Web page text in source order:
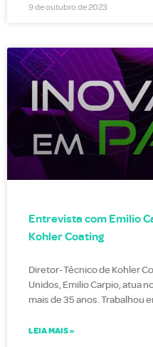
9 de outubro de 2023
Entrevista com Emilio
Kohler Coating
Diretor-Técnico de Kohler
Unidos, Emilio Carpio, atua
mais de 35 anos. Trabalhou
LEIA MAIS »